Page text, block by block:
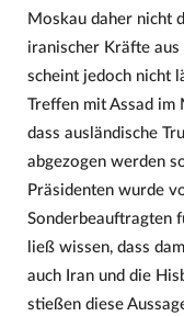
Moskau daher nicht
iranischer Kräfte
scheint jedoch nicht
Treffen mit Assad im
dass ausländische
abgezogen werden
Präsidenten wurde
Sonderbeauftragten
ließ wissen, dass
auch Iran und die
stießen diese